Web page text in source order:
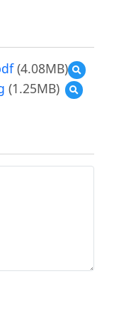
(4.08MB)
預
覽
閩
級
(1.25MB)
預
覽
圖)
第
面.jpg